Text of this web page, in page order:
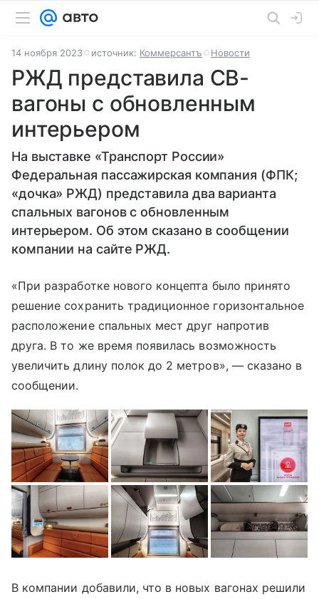
14 ноября 2023 источник: Коммерсантъ Новости
РЖД представила СВ-
вагоны с обновленным
интерьером
На выставке «Транспорт России»
Федеральная пассажирская компания (ФПК;
«дочка» РЖД) представила два варианта
спальных вагонов с обновленным
интерьером. Об этом сказано в сообщении
компании на сайте РЖД.
«При разработке нового концепта было принято
решение сохранить традиционное горизонтальное
расположение спальных мест друг напротив
друга. В то же время появилась возможность
увеличить длину полок до 2 метров», — сказано в
сообщении.
В компании добавили, что в новых вагонах решили